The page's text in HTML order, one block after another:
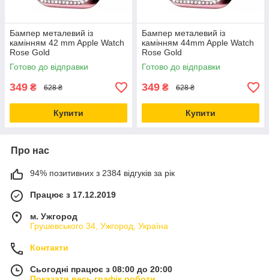
Бампер металевий із
камінням 42 mm Apple Watch
Rose Gold
Готово до відправки
349 ₴ 628 ₴
Купити
Бампер металевий із
камінням 44mm Apple Watch
Rose Gold
Готово до відправки
349 ₴ 628 ₴
Купити
Про нас
94% позитивних з 2384 відгуків за рік
Працює з 17.12.2019
м. Ужгород
Грушевського 34, Ужгород, Україна
Контакти
Сьогодні працює з 08:00 до 20:00